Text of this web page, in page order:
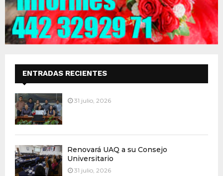
ENTRADAS RECIENTES
31 julio, 2026
Renovará UAQ a su Consejo
Universitario
31 julio, 2026